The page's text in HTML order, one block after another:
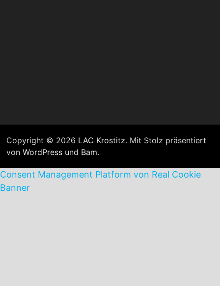
Copyright © 2026 LAC Krostitz. Mit Stolz präsentiert
von WordPressund Bam.
Consent Management Platform von Real Cookie
Banner